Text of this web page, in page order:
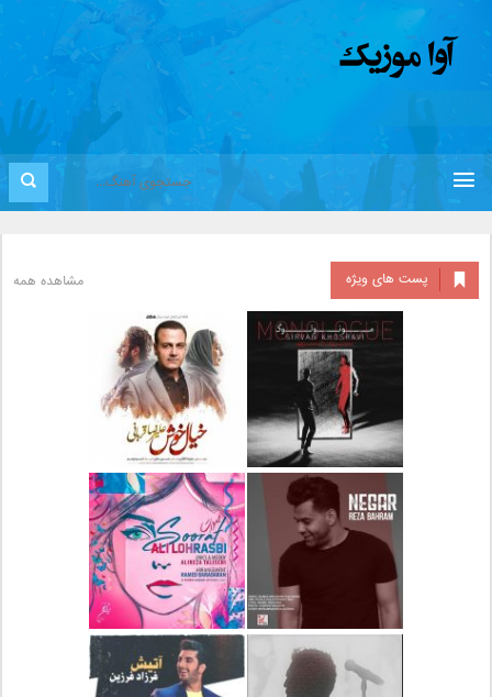
پست های ویژه مشاهده همه
دانلود آلبوم جدید سیروان
خسروی بنام مونولوگ
دانلود آهنگ جدید علیرضا
قربانی بنام خیال خوش
دانلود آهنگ جدید رضا
بهرام بنام نگار
دانلود آهنگ جدید علی
لهراسبی بنام صورت